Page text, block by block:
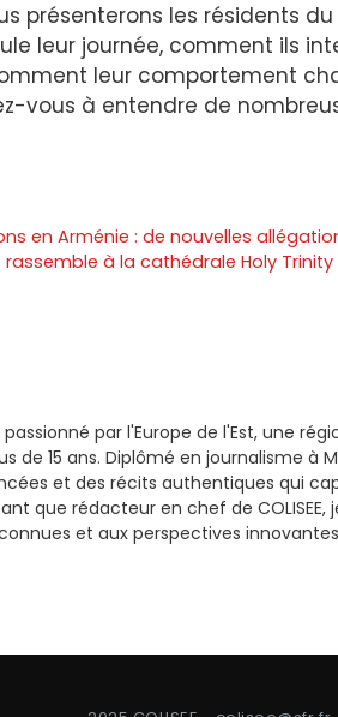
présenterons les résidents du
leur journée, comment ils
leur comportement
vous à entendre de
en Arménie : de nouvelles
à la cathédrale Holy
par l'Europe de l'Est, une
de 15 ans. Diplômé en journalisme à
et des récits authentiques qui
que rédacteur en chef de COLISEE,
et aux perspectives